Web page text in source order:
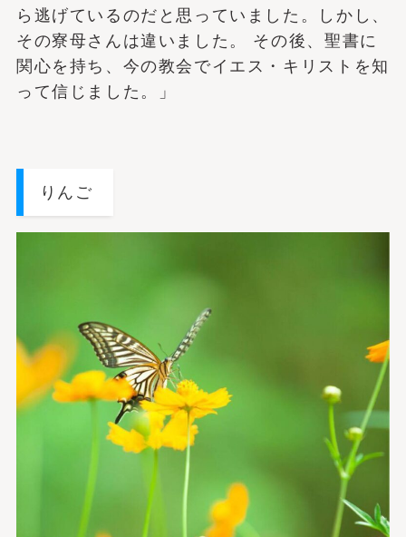
ら逃げているのだと思っていました。しかし、
その寮母さんは違いました。 その後、聖書に
関心を持ち、今の教会でイエス・キリストを知
って信じました。」
りんご